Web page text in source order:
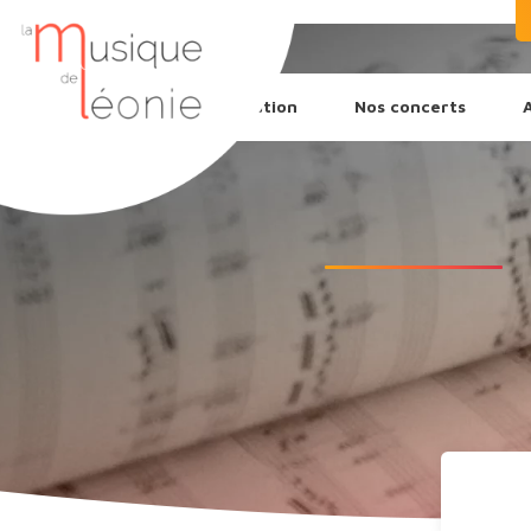
L’association Nos concerts
Recherche